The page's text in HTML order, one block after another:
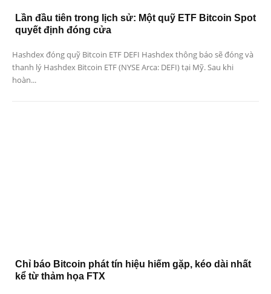
Lần đầu tiên trong lịch sử: Một quỹ ETF Bitcoin Spot
quyết định đóng cửa
Hashdex đóng quỹ Bitcoin ETF DEFI Hashdex thông báo sẽ đóng và
thanh lý Hashdex Bitcoin ETF (NYSE Arca: DEFI) tại Mỹ. Sau khi
hoàn...
Chỉ báo Bitcoin phát tín hiệu hiếm gặp, kéo dài nhất
kể từ thảm họa FTX